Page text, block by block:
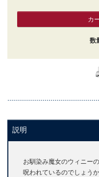
カ
数
説明
お馴染み魔女のウィニー
呪われているのでしょう